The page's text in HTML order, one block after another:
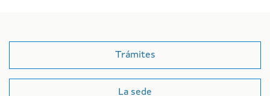
Trámites
La sede